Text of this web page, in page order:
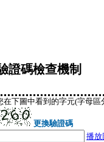
證碼檢查機制
在下圖中看到的字元(字母區
更換驗證碼
播放